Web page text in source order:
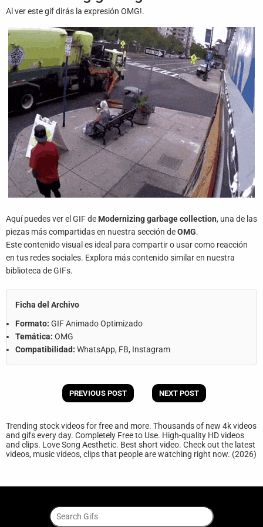
Archivo
De
Gifs
Terminos
Condiciones
Política
De
Cookies
Política
Privacidad
Contáctanos
Al ver este gif dirás la expresión OMG!.
Aquí puedes ver el GIF de Modernizing garbage collection, una de las
piezas más compartidas en nuestra sección deOMG.
Este contenido visual es ideal para compartir o usar como reacción
en tus redes sociales. Explora más contenido similar en nuestra
biblioteca de GIFs.
Ficha del Archivo
Formato: GIF Animado Optimizado
Temática: OMG
Compatibilidad: WhatsApp, FB, Instagram
PREVIOUS POST NEXT POST
Trending stock videos for free and more. Thousands of new 4k videos
and gifs every day. Completely Free to Use. High-quality HD videos
and clips. Love Song Aesthetic. Best short video. Check out the latest
videos, music videos, clips that people are watching right now. (2026)